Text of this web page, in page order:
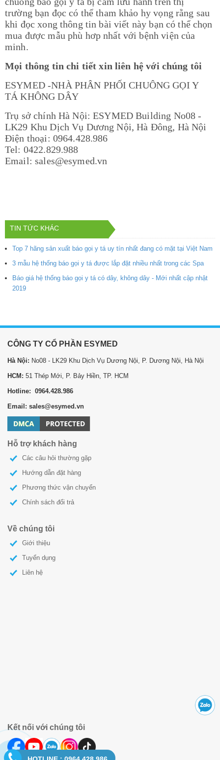
trường bạn đọc có thể tham khảo hy vọng rằng sau
khi đọc xong thông tin bài viết này bạn có thể chọn
mua được mẫu phù hơp nhất với bệnh viện của
minh.
Mọi thông tin chi tiết xin liên hệ với chúng tôi
ESYMED -NHÀ PHÂN PHỐI CHUÔNG GỌI Y
TÁ KHÔNG DÂY
Trụ sở chính Hà Nội: ESYMED Building No08 -
LK29 Khu Dịch Vụ Dương Nội, Hà Đông, Hà Nội
Điện thoại: 0964.428.986
Tel: 0422.829.988
Email: sales@esymed.vn
TIN TỨC KHÁC
Top 7 hãng sản xuất báo gọi y tá uy tín nhất đang có mặt tại Việt Nam
3 mẫu hệ thống báo gọi y tá được lắp đặt nhiều nhất trong các Spa
Báo giá hệ thống báo gọi y tá có dây, không dây - Mới nhất cập nhật
2019
CÔNG TY CỔ PHẦN ESYMED
Hà Nội: No08 - LK29 Khu Dịch Vụ Dương Nội, P. Dương Nội, Hà Nội
HCM: 51 Thép Mới, P. Bảy Hiền, TP. HCM
Hotline: 0964.428.986
Email: sales@esymed.vn
Hỗ trợ khách hàng
Các câu hỏi thường gặp
Hướng dẫn đặt hàng
Phương thức vận chuyển
Chính sách đổi trả
Về chúng tôi
Giới thiệu
Tuyển dụng
Liên hệ
Kết nối với chúng tôi